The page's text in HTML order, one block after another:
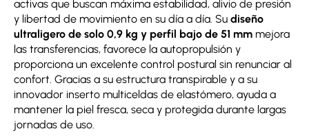
activas que buscan máxima estabilidad, alivio de presión
y libertad de movimiento en su día a día. Su diseño
ultraligero de solo 0,9 kg y perfil bajo de 51 mm mejora
las transferencias, favorece la autopropulsión y
proporciona un excelente control postural sin renunciar al
confort. Gracias a su estructura transpirable y a su
innovador inserto multiceldas de elastómero, ayuda a
mantener la piel fresca, seca y protegida durante largas
jornadas de uso.